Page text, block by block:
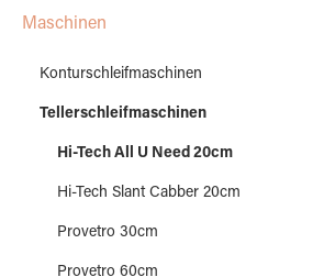
Maschinen
Konturschleifmaschinen
Tellerschleifmaschinen
Hi-Tech All U Need 20cm
Hi-Tech Slant Cabber 20cm
Provetro 30cm
Provetro 60cm